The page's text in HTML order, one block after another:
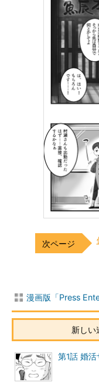
漫画版「Press
新しい
第1話 婚